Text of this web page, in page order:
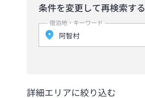
条件を変更して再検索する
宿泊地・キーワード
詳細エリアに絞り込む